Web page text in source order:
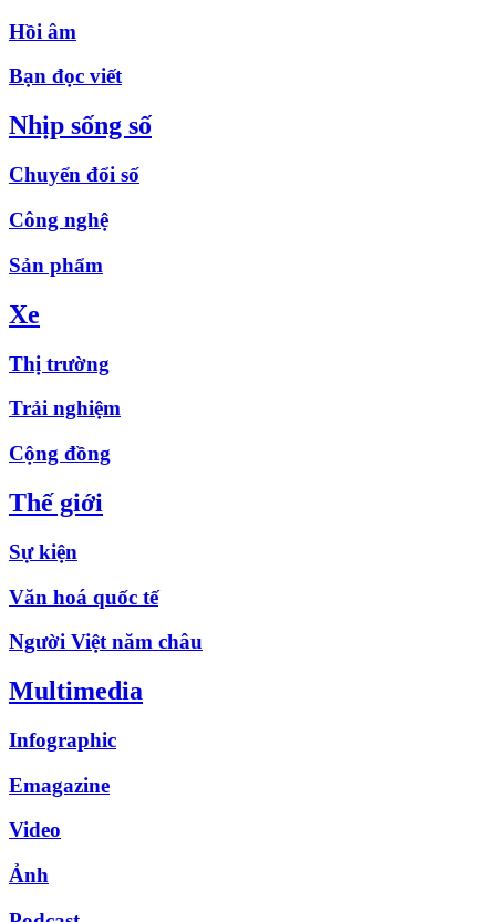
Hồi âm
Bạn đọc viết
Nhịp sống số
Chuyển đổi số
Công nghệ
Sản phẩm
Xe
Thị trường
Trải nghiệm
Cộng đồng
Thế giới
Sự kiện
Văn hoá quốc tế
Người Việt năm châu
Multimedia
Infographic
Emagazine
Video
Ảnh